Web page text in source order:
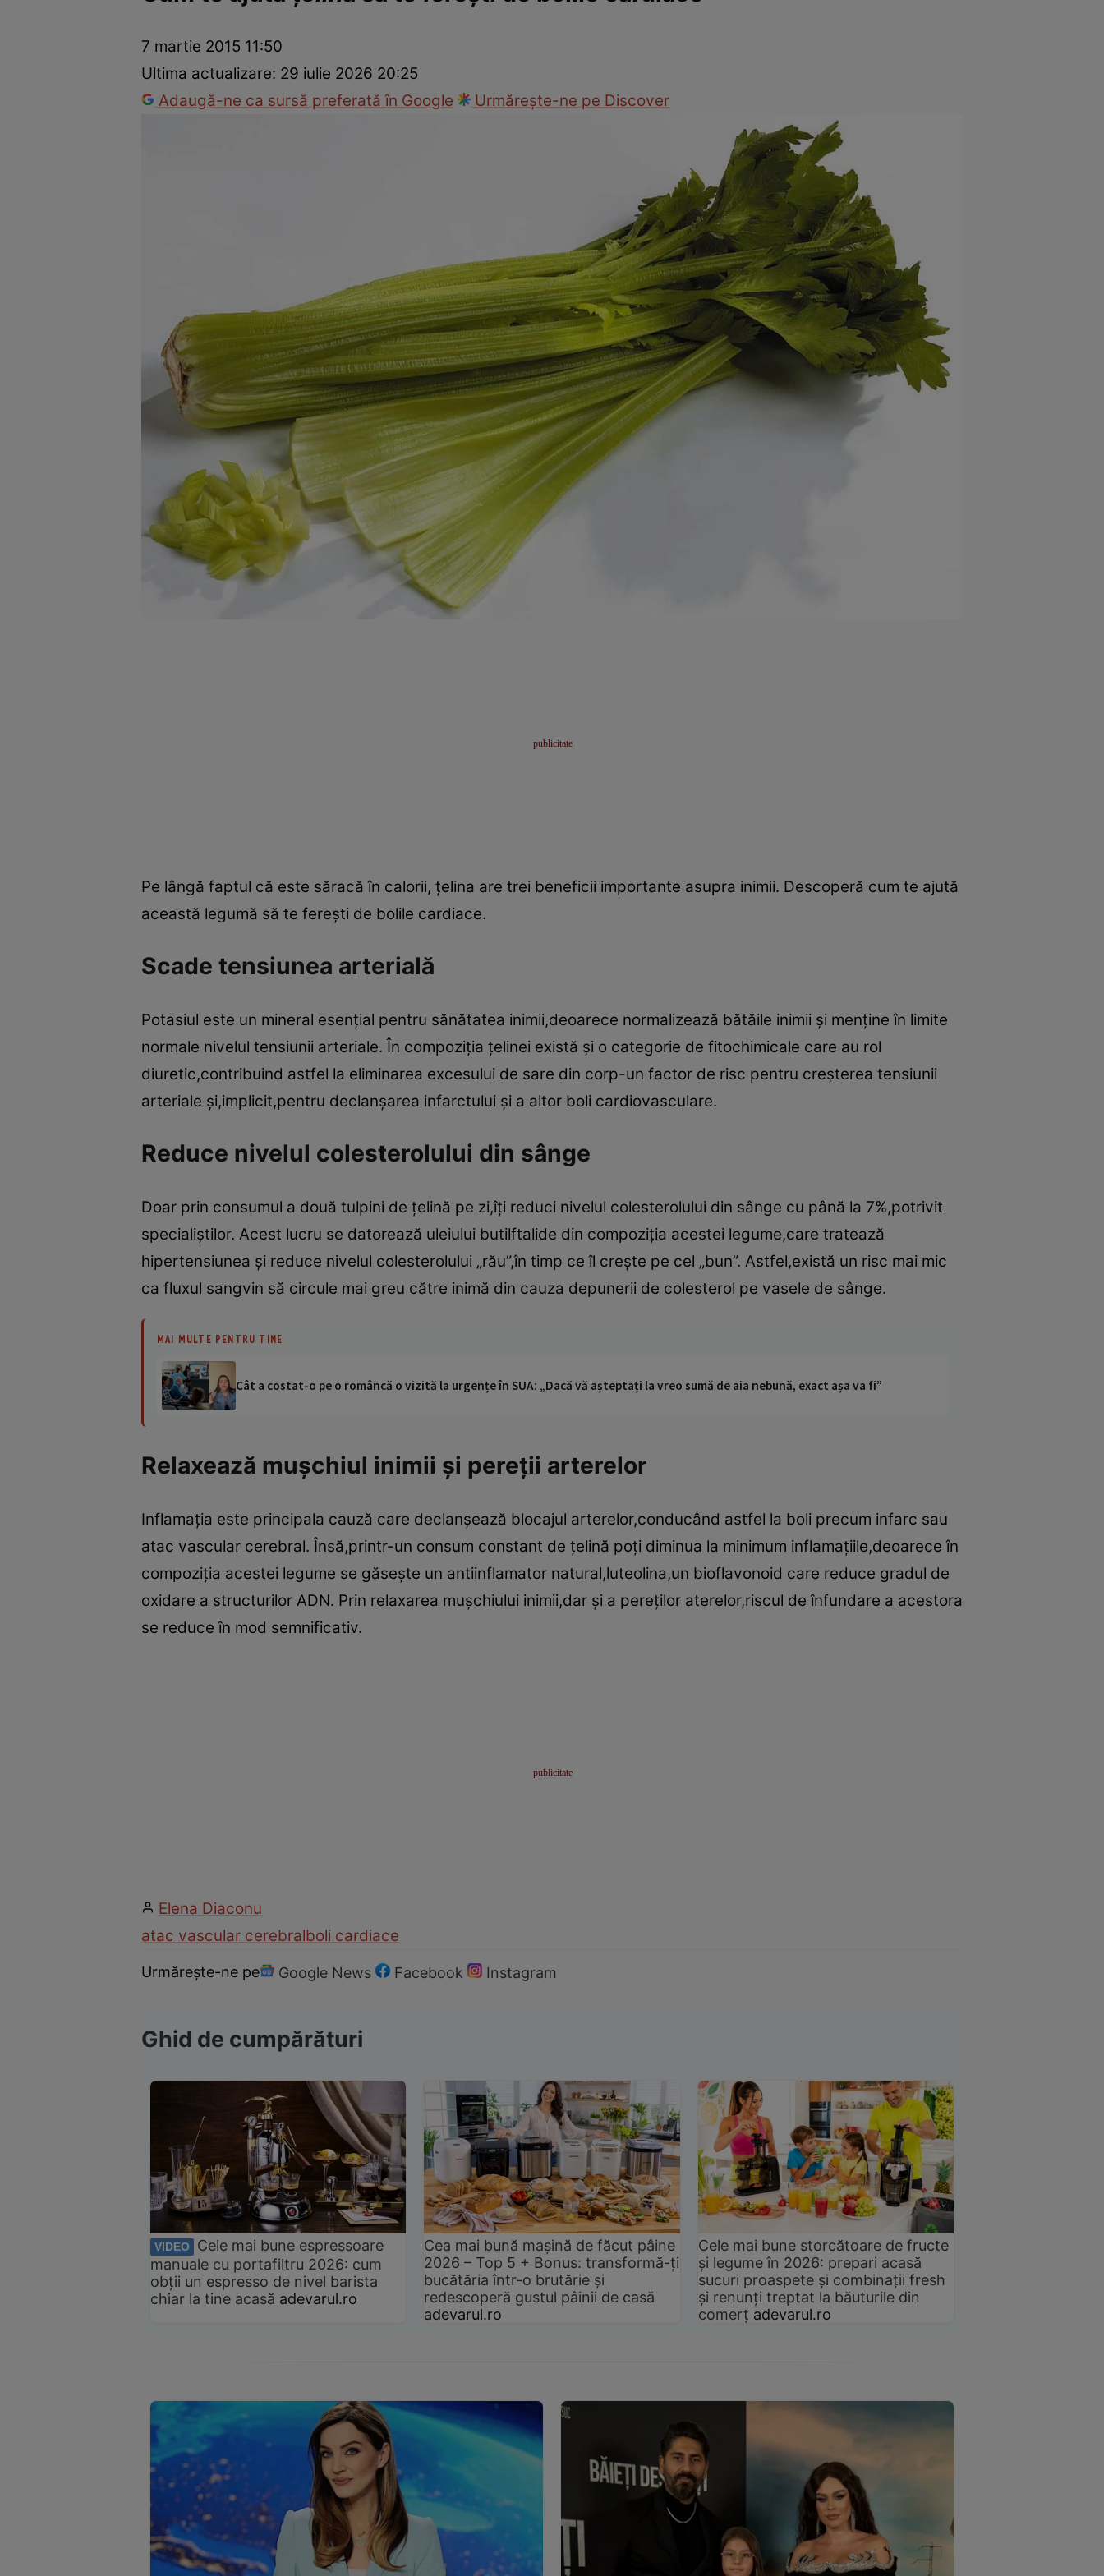
Dezvoltare personalăÎngrijire personalăCasă și grădină
7 martie 2015 11:50
Ultima actualizare: 29 iulie 2026 20:25
Adaugă-ne ca sursă preferată în Google
Urmărește-ne pe Discover
Pe lângă faptul că este săracă în calorii, ţelina are trei beneficii importante asupra inimii. Descoperă cum te ajută
această legumă să te fereşti de bolile cardiace.
Scade tensiunea arterială
Potasiul este un mineral esenţial pentru sănătatea inimii,deoarece normalizează bătăile inimii şi menţine în limite
normale nivelul tensiunii arteriale. În compoziţia ţelinei există şi o categorie de fitochimicale care au rol
diuretic,contribuind astfel la eliminarea excesului de sare din corp-un factor de risc pentru creşterea tensiunii
arteriale şi,implicit,pentru declanşarea infarctului şi a altor boli cardiovasculare.
Reduce nivelul colesterolului din sânge
Doar prin consumul a două tulpini de ţelină pe zi,îţi reduci nivelul colesterolului din sânge cu până la 7%,potrivit
specialiştilor. Acest lucru se datorează uleiului butilftalide din compoziţia acestei legume,care tratează
hipertensiunea şi reduce nivelul colesterolului „rău”,în timp ce îl creşte pe cel „bun”. Astfel,există un risc mai mic
ca fluxul sangvin să circule mai greu către inimă din cauza depunerii de colesterol pe vasele de sânge.
MAI MULTE PENTRU TINE
Cât a costat-o pe o româncă o vizită la urgențe în SUA: „Dacă vă așteptați la vreo sumă de aia nebună, exact așa va fi”
Relaxează muşchiul inimii şi pereţii arterelor
Inflamaţia este principala cauză care declanşează blocajul arterelor,conducând astfel la boli precum infarc sau
atac vascular cerebral. Însă,printr-un consum constant de ţelină poţi diminua la minimum inflamaţiile,deoarece în
compoziţia acestei legume se găseşte un antiinflamator natural,luteolina,un bioflavonoid care reduce gradul de
oxidare a structurilor ADN. Prin relaxarea muşchiului inimii,dar şi a pereţilor aterelor,riscul de înfundare a acestora
se reduce în mod semnificativ.
Elena Diaconu
atac vascular cerebralboli cardiace
Urmărește-ne pe Google News Facebook Instagram
Ghid de cumpărături
VIDEO
Cele mai bune espressoare
manuale cu portafiltru 2026: cum
obții un espresso de nivel barista
chiar la tine acasă adevarul.ro
Cea mai bună mașină de făcut pâine
2026 – Top 5 + Bonus: transformă-ți
bucătăria într-o brutărie și
redescoperă gustul pâinii de casă
adevarul.ro
Cele mai bune storcătoare de fructe
și legume în 2026: prepari acasă
sucuri proaspete și combinații fresh
și renunți treptat la băuturile din
comerț adevarul.ro